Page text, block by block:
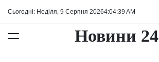
Сьогодні: Неділя, 9 Серпня 20264:04:40 AM
Новини 24